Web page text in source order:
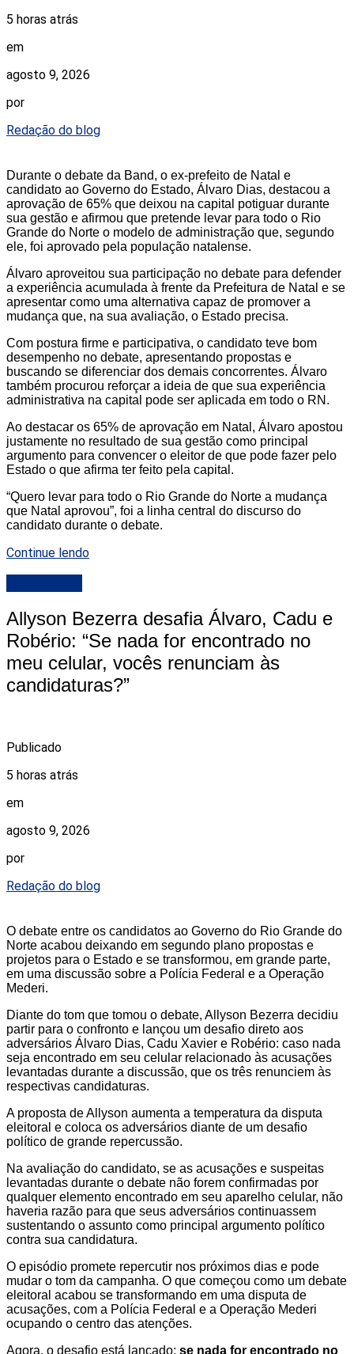
5 horas atrás
em
agosto 9, 2026
por
Redação do blog
Durante o debate da Band, o ex-prefeito de Natal e
candidato ao Governo do Estado, Álvaro Dias, destacou a
aprovação de 65% que deixou na capital potiguar durante
sua gestão e afirmou que pretende levar para todo o Rio
Grande do Norte o modelo de administração que, segundo
ele, foi aprovado pela população natalense.
Álvaro aproveitou sua participação no debate para defender
a experiência acumulada à frente da Prefeitura de Natal e se
apresentar como uma alternativa capaz de promover a
mudança que, na sua avaliação, o Estado precisa.
Com postura firme e participativa, o candidato teve bom
desempenho no debate, apresentando propostas e
buscando se diferenciar dos demais concorrentes. Álvaro
também procurou reforçar a ideia de que sua experiência
administrativa na capital pode ser aplicada em todo o RN.
Ao destacar os 65% de aprovação em Natal, Álvaro apostou
justamente no resultado de sua gestão como principal
argumento para convencer o eleitor de que pode fazer pelo
Estado o que afirma ter feito pela capital.
“Quero levar para todo o Rio Grande do Norte a mudança
que Natal aprovou”, foi a linha central do discurso do
candidato durante o debate.
Continue lendo
Allyson Bezerra desafia Álvaro, Cadu e
Robério: “Se nada for encontrado no
meu celular, vocês renunciam às
candidaturas?”
Publicado
5 horas atrás
em
agosto 9, 2026
por
Redação do blog
O debate entre os candidatos ao Governo do Rio Grande do
Norte acabou deixando em segundo plano propostas e
projetos para o Estado e se transformou, em grande parte,
em uma discussão sobre a Polícia Federal e a Operação
Mederi.
Diante do tom que tomou o debate, Allyson Bezerra decidiu
partir para o confronto e lançou um desafio direto aos
adversários Álvaro Dias, Cadu Xavier e Robério: caso nada
seja encontrado em seu celular relacionado às acusações
levantadas durante a discussão, que os três renunciem às
respectivas candidaturas.
A proposta de Allyson aumenta a temperatura da disputa
eleitoral e coloca os adversários diante de um desafio
político de grande repercussão.
Na avaliação do candidato, se as acusações e suspeitas
levantadas durante o debate não forem confirmadas por
qualquer elemento encontrado em seu aparelho celular, não
haveria razão para que seus adversários continuassem
sustentando o assunto como principal argumento político
contra sua candidatura.
O episódio promete repercutir nos próximos dias e pode
mudar o tom da campanha. O que começou como um debate
eleitoral acabou se transformando em uma disputa de
acusações, com a Polícia Federal e a Operação Mederi
ocupando o centro das atenções.
Agora, o desafio está lançado: se nada for encontrado no